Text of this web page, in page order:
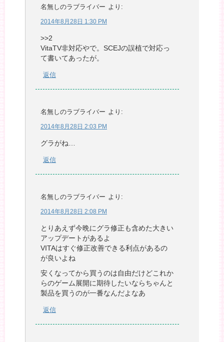
名無しのラブライバー より:
2014年8月28日 1:30 PM
>>2
VitaTV非対応やで。SCEJの誤植で対応っ
て書いてあったが。
返信
名無しのラブライバー より:
2014年8月28日 2:03 PM
グラがね…
返信
名無しのラブライバー より:
2014年8月28日 2:08 PM
とりあえず今晩にグラ修正も含めた大きい
アップデートがあるよ
VITAはすぐ修正改善できる利点があるの
が良いよね
安くなってから買うのは自由だけどこれか
らのゲーム展開に期待したいならちゃんと
製品を買うのが一番なんだよなあ
返信